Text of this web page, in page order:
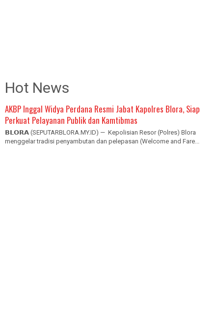
Hot News
AKBP Inggal Widya Perdana Resmi Jabat Kapolres Blora, Siap
Perkuat Pelayanan Publik dan Kamtibmas
𝗕𝗟𝗢𝗥𝗔 (SEPUTARBLORA.MY.ID) — Kepolisian Resor (Polres) Blora
menggelar tradisi penyambutan dan pelepasan (Welcome and Fare...